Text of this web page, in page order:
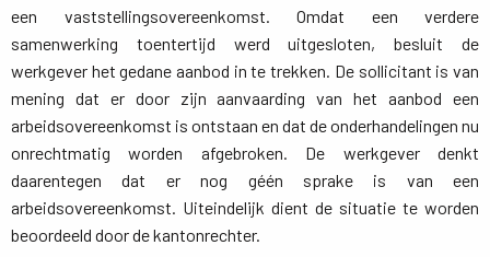
een vaststellingsovereenkomst. Omdat een verdere
samenwerking toentertijd werd uitgesloten, besluit de
werkgever het gedane aanbod in te trekken. De sollicitant is van
mening dat er door zijn aanvaarding van het aanbod een
arbeidsovereenkomst is ontstaan en dat de onderhandelingen nu
onrechtmatig worden afgebroken. De werkgever denkt
daarentegen dat er nog géén sprake is van een
arbeidsovereenkomst. Uiteindelijk dient de situatie te worden
beoordeeld door de kantonrechter.